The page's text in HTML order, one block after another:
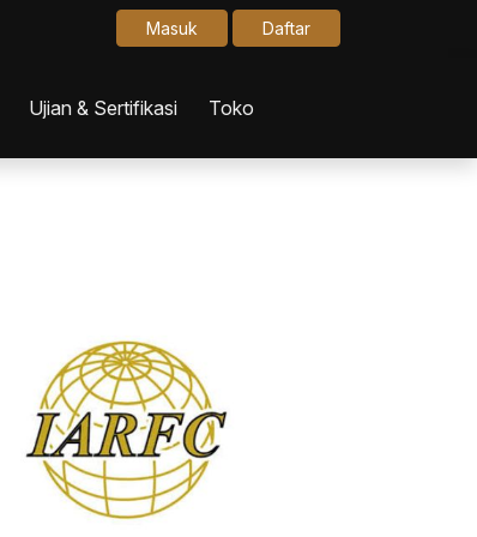
Masuk Daftar
Ujian & Sertifikasi Toko